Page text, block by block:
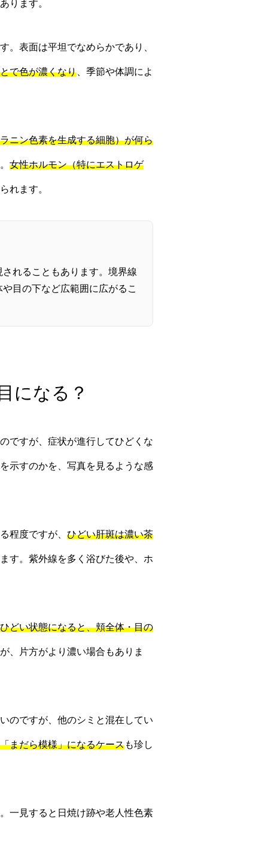
ります。
。表面は平坦でなめらかであり、
で色が濃くなり 、季節や体調によ
ニン色素を生成する細胞）が何ら
女性ホルモン（特にエストロゲ
れます。
れることもあります。境界線
目の下など広範囲に広がるこ
になる？
ですが、症状が進行してひどくな
示すのかを、写真を見るような感
程度ですが、 ひどい肝斑は濃い茶
す。紫外線を多く浴びた後や、ホ
ひどい状態になると、頬全体・目の
、片方がより濃い場合もありま
のですが、他のシミと混在してい
まだら模様」になるケースも珍し
一見すると日焼け跡や老人性色素